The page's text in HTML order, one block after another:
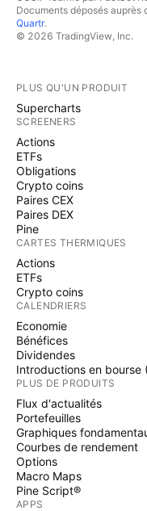
Documents déposés auprès
Quartr.
© 2026 TradingView, Inc.
PLUS QU'UN PRODUIT
Supercharts
SCREENERS
Actions
ETFs
Obligations
Crypto coins
Paires CEX
Paires DEX
Pine
CARTES THERMIQUES
Actions
ETFs
Crypto coins
CALENDRIERS
Economie
Bénéfices
Dividendes
Introductions en bourse
PLUS DE PRODUITS
Flux d'actualités
Portefeuilles
Graphiques
Courbes de rendement
Options
Macro Maps
Pine Script®
APPS